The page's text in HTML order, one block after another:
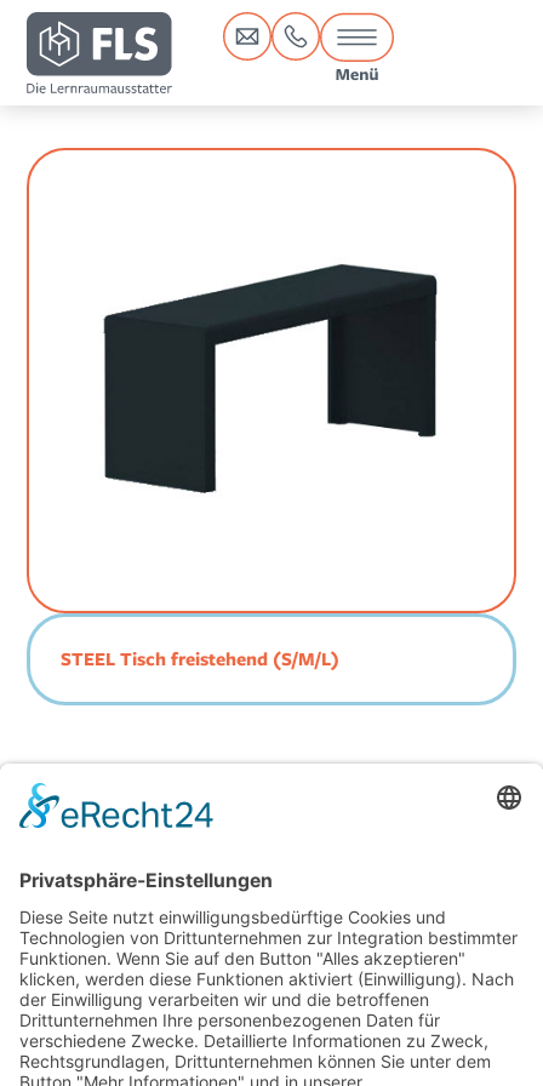
STEEL Tisch freistehend (S/M/L)
Jetzt Katalog und Preise
anfordern!
Kontakt aufnehmen